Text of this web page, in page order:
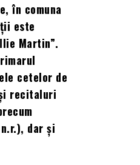
în comuna
este
Martin”.
cetelor de
recitaluri
dar și